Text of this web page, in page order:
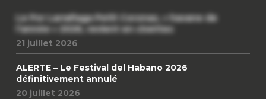
Le Por Larrañaga Petit Coronas, « havane de
l’année » 2026, revient en civettes
21 juillet 2026
ALERTE – Le Festival del Habano 2026
définitivement annulé
20 juillet 2026